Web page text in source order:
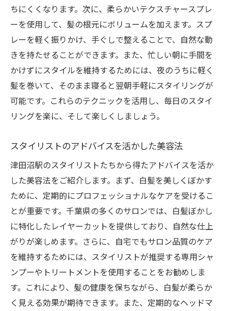
ちにくくなります。次に、柔らかいテクスチャースプレ
ーを使用して、髪の根元にボリュームを加えます。スプ
レーを軽く振りかけ、手ぐしで整えることで、自然な動
きを持たせることができます。また、忙しい朝に手間を
かけずにスタイルを維持するためには、夜のうちに軽く
髪を巻いて、そのまま寝ると翌朝手軽にスタイリングが
可能です。これらのテクニックを活用し、毎日のスタイ
リングを楽に、そして楽しくしましょう。
スタイリストのアドバイスを活かした美容法
津田沼駅のスタイリストたちから得たアドバイスを活か
した美容法をご紹介します。まず、白髪を美しくぼかす
ために、定期的にプロフェッショナルなケアを受けるこ
とが重要です。千葉県の多くのサロンでは、白髪ぼかし
に特化したレイヤーカットを提供しており、自然な仕上
がりが楽しめます。さらに、自宅でもサロン品質のケア
を維持するためには、スタイリストが推奨する専用シャ
ンプーやトリートメントを使用することをお勧めしま
す。これにより、髪の健康を保ちながら、白髪が柔らか
く見える効果が期待できます。また、定期的なヘッドマ